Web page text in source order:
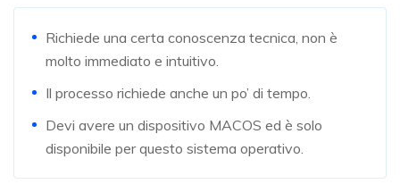
Richiede una certa conoscenza tecnica, non è
molto immediato e intuitivo.
Il processo richiede anche un po’ di tempo.
Devi avere un dispositivo MACOS ed è solo
disponibile per questo sistema operativo.